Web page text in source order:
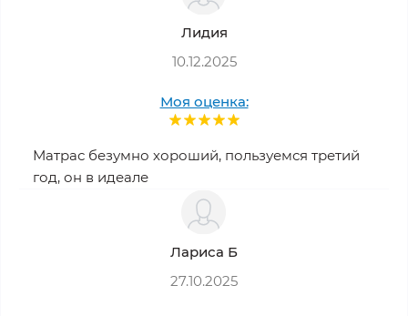
Лидия
10.12.2025
Моя оценка:
Матрас безумно хороший, пользуемся третий
год, он в идеале
Лариса Б
27.10.2025